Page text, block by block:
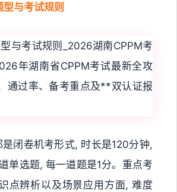
与考试规则
闭卷机考形式, 时长是120分钟,
单选题, 每一道题是1分。重点考
点辨析以及场景应用方面, 难度